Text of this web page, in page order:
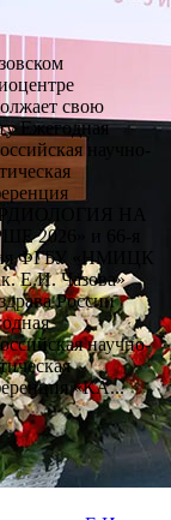
свою
Ежегодная
научно-
НА
2026» и 66-я
ФГБУ «НМИЦК
Е.И. Чазова»
России
научно-
«КА...